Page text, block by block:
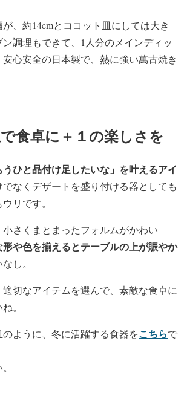
、約14cmとココット皿にしては大き
調理もできて、1人分のメインディッ
心安全の日本製で、熱に強い萬古焼き
食卓に＋１の楽しさを
うひと品付け足したいな」を叶えるアイ
でなくデザートを盛り付ける器としても
リです。
さくまとまったフォルムがかわい
形や色を揃えるとテーブルの上が賑やか
し。
切なアイテムを選んで、素敵な食卓に
。
のように、冬に活躍する食器をこちらで